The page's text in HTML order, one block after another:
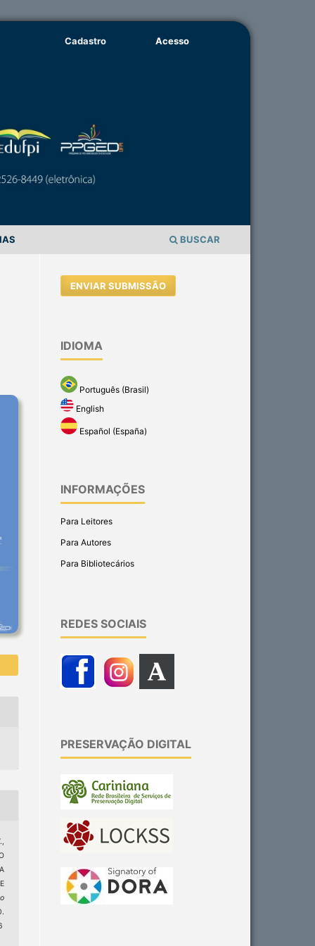
BUSCAR
Cadastro Acesso
ENVIAR SUBMISSÃO
IDIOMA
Português (Brasil)
English
Español (España)
INFORMAÇÕES
Para Leitores
Para Autores
Para Bibliotecários
REDES SOCIAIS
PRESERVAÇÃO DIGITAL